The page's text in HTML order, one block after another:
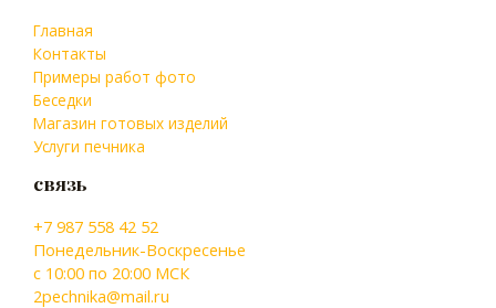
Главная
Контакты
Примеры работ фото
Беседки
Магазин готовых изделий
Услуги печника
связь
+7 987 558 42 52
Понедельник-Воскресенье
с 10:00 по 20:00 МСК
2pechnika@mail.ru